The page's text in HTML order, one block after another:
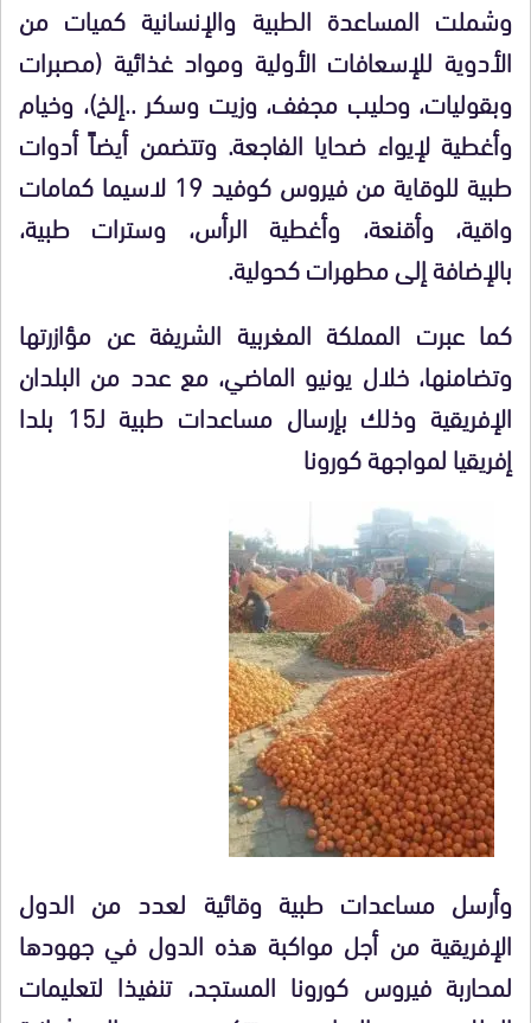
وشملت المساعدة الطبية والإنسانية كميات من
الأدوية للإسعافات الأولية ومواد غذائية (مصبرات
وبقوليات، وحليب مجفف، وزيت وسكر ..إلخ)، وخيام
وأغطية لإيواء ضحايا الفاجعة. وتتضمن أيضاً أدوات
طبية للوقاية من فيروس كوفيد 19 لاسيما كمامات
واقية، وأقنعة، وأغطية الرأس، وسترات طبية،
بالإضافة إلى مطهرات كحولية.
كما عبرت المملكة المغربية الشريفة عن مؤازرتها
وتضامنها، خلال يونيو الماضي، مع عدد من البلدان
الإفريقية وذلك بإرسال مساعدات طبية لـ15 بلدا
إفريقيا لمواجهة كورونا
وأرسل مساعدات طبية وقائية لعدد من الدول
الإفريقية من أجل مواكبة هذه الدول في جهودها
لمحاربة فيروس كورونا المستجد، تنفيذا لتعليمات